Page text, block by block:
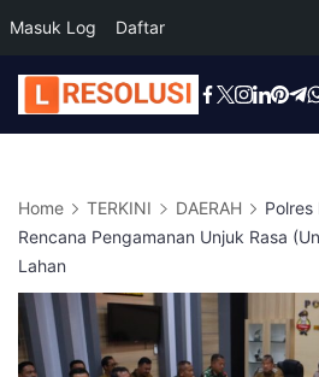
Masuk Log Daftar
Skip
to
Home TERKINI DAERAH
Polres
Rencana Pengamanan Unjuk Rasa
Lahan